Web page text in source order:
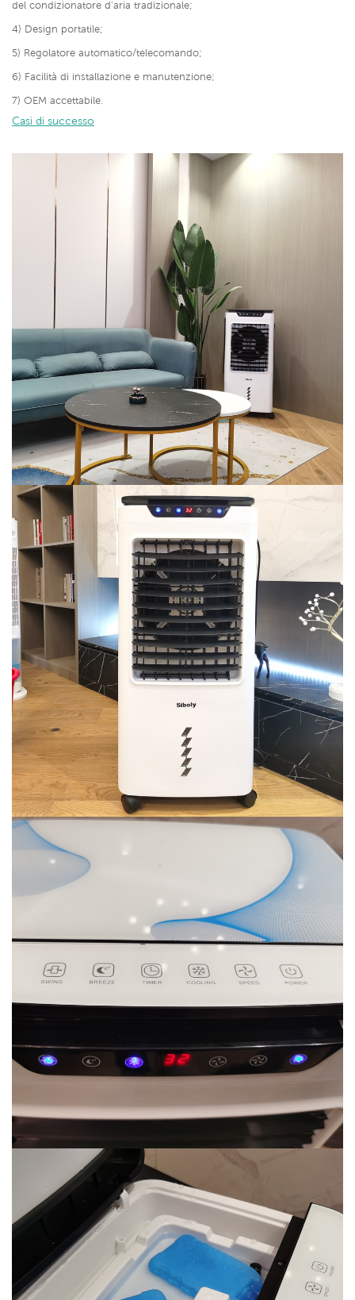
del condizionatore d'aria tradizionale;
4) Design portatile;
5) Regolatore automatico/telecomando;
6) Facilità di installazione e manutenzione;
7) OEM accettabile.
Casi di successo